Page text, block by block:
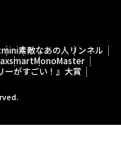
mini素敵なあの人 リンネル
smartMonoMaster
ーがすごい！』大賞